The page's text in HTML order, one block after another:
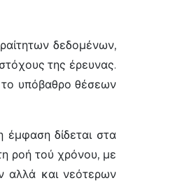
δεδομένων,
της έρευνας.
το υπόβαθρο θέσεων
έμφαση δίδεται στα
ροή τού χρόνου, με
αλλά και νεότερων